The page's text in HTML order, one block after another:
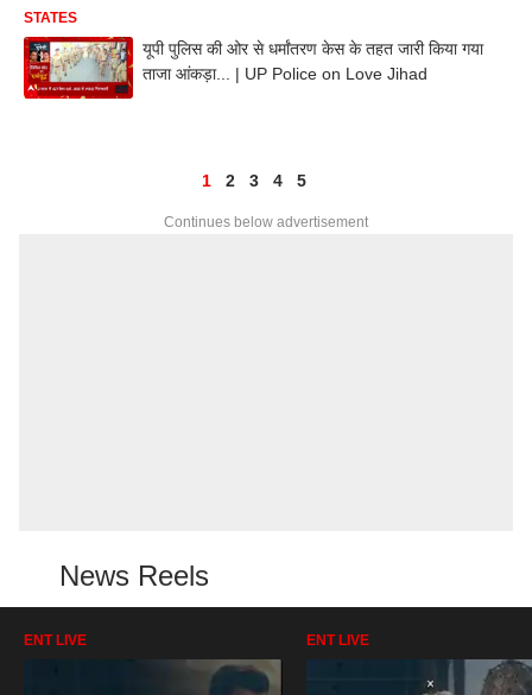
STATES
यूपी पुलिस की ओर से धर्मांतरण केस के तहत जारी किया गया
ताजा आंकड़ा... | UP Police on Love Jihad
1 2 3 4 5
Continues below advertisement
News Reels
ENT LIVE ENT LIVE